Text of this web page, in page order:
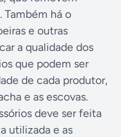
Também há o
e outras
a qualidade dos
que podem ser
de cada produtor,
e as escovas.
deve ser feita
utilizada e as